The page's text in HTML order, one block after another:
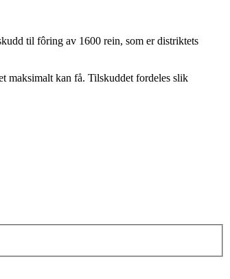
til fôring av 1600 rein, som er distriktets
maksimalt kan få. Tilskuddet fordeles slik